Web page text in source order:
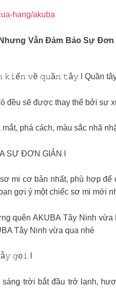
hang/akuba
Vẫn Đảm Bảo Sự Đơn
𝚔𝚒ế𝚗 𝚟ề 𝚚𝚞ầ𝚗 𝚝â𝚢 l Quần tây
đều sẽ được thay thế bởi sự
phá cách, màu sắc nhã
SỰ ĐƠN GIẢN l
mi cơ bản nhất, phù hợp
gợi ý một chiếc sơ mi mới
quên AKUBA Tây Ninh
Tây Ninh vừa qua nhé
𝚐ọ𝚒 l
sáng trời bắt đầu trở lạnh,